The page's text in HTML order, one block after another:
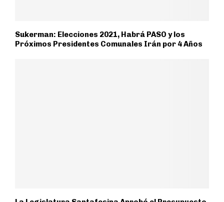
Sukerman: Elecciones 2021, Habrá PASO y los
Próximos Presidentes Comunales Irán por 4 Años